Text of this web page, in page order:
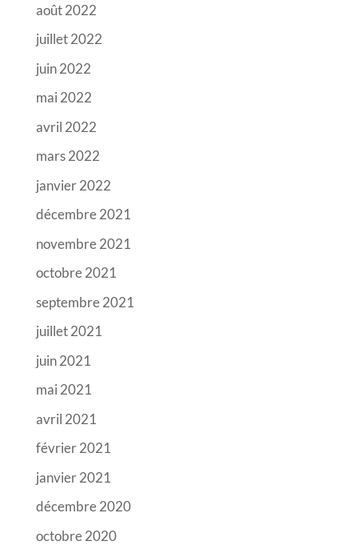
août 2022
juillet 2022
juin 2022
mai 2022
avril 2022
mars 2022
janvier 2022
décembre 2021
novembre 2021
octobre 2021
septembre 2021
juillet 2021
juin 2021
mai 2021
avril 2021
février 2021
janvier 2021
décembre 2020
octobre 2020